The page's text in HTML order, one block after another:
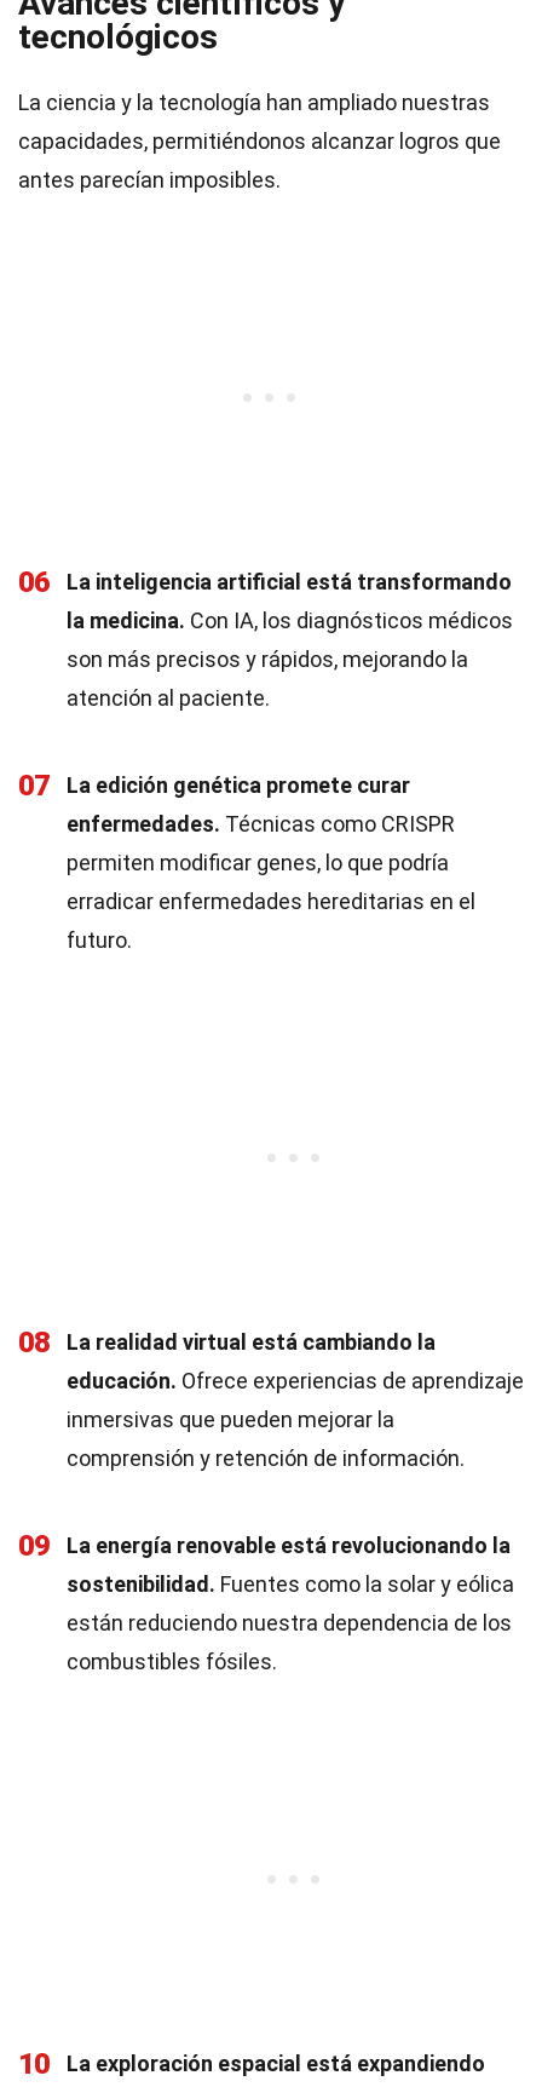
tecnológicos
La ciencia y la tecnología han ampliado nuestras
capacidades, permitiéndonos alcanzar logros que
antes parecían imposibles.
06
La inteligencia artificial está transformando
la medicina. Con IA, los diagnósticos médicos
son más precisos y rápidos, mejorando la
atención al paciente.
07
La edición genética promete curar
enfermedades. Técnicas como CRISPR
permiten modificar genes, lo que podría
erradicar enfermedades hereditarias en el
futuro.
08
La realidad virtual está cambiando la
educación. Ofrece experiencias de aprendizaje
inmersivas que pueden mejorar la
comprensión y retención de información.
09
La energía renovable está revolucionando la
sostenibilidad. Fuentes como la solar y eólica
están reduciendo nuestra dependencia de los
combustibles fósiles.
10
La exploración espacial está expandiendo